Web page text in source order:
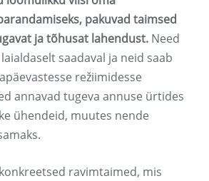
pakuvad taimsed
ja tõhusat lahendust. Need
saadaval ja neid saab
režiimidesse
annavad tugeva annuse ürtides
ühendeid, muutes nende
ravimtaimed, mis